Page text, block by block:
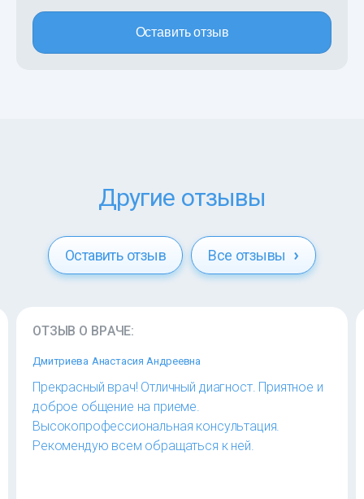
Оставить отзыв
Другие отзывы
Оставить отзыв Все отзывы
ОТЗЫВ О ВРАЧЕ:
Дмитриева Анастасия Андреевна
Прекрасный врач! Отличный диагност. Приятное и
доброе общение на приеме.
Высокопрофессиональная консультация.
Рекомендую всем обращаться к ней.